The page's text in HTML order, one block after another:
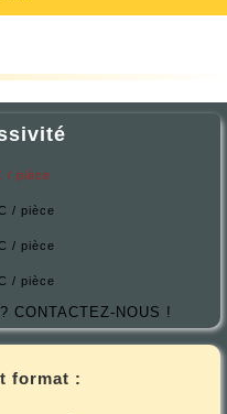
/ pièce
/ pièce
/ pièce
/ pièce
CONTACTEZ-NOUS !
format :